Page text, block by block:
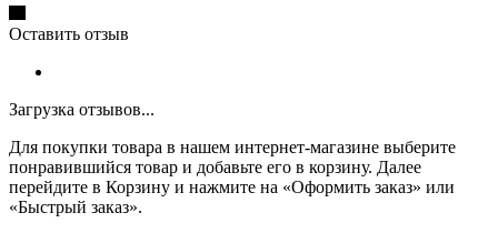
Оставить отзыв
Загрузка отзывов...
Для покупки товара в нашем интернет-магазине выберите
понравившийся товар и добавьте его в корзину. Далее
перейдите в Корзину и нажмите на «Оформить заказ» или
«Быстрый заказ».